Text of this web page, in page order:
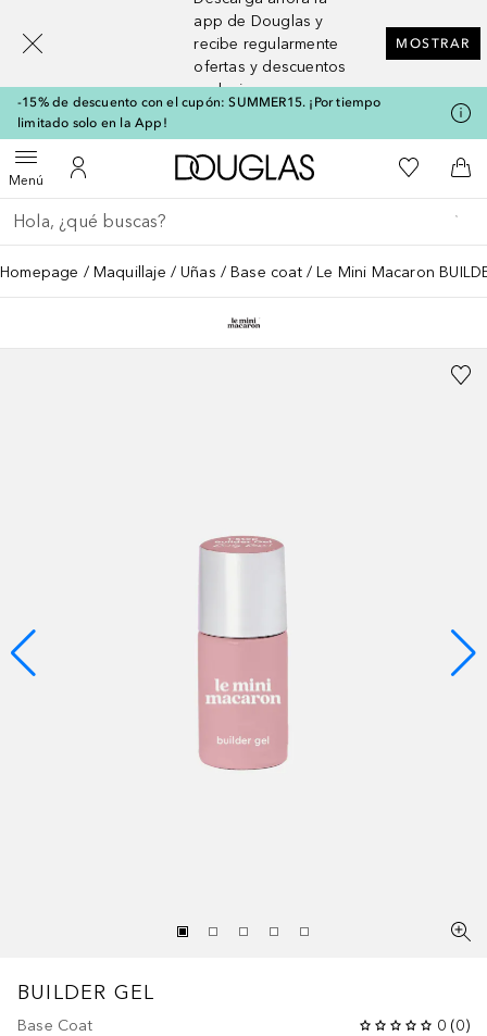
app de Douglas y
recibe regularmente
ofertas y descuentos
exclusivos
MOSTRAR
-15% de descuento con el cupón: SUMMER15. ¡Por tiempo
limitado solo en la App!
MenúAbrir menúMi cuenta
A Douglas HomeMi lista de
A
Regresar
Ejecutar búsqueda
Homepage Maquillaje Uñas Base coat Le Mini Macaron
BUILDER GEL
Base Coat 0 (0)
[navigation.slideout.screenreader]